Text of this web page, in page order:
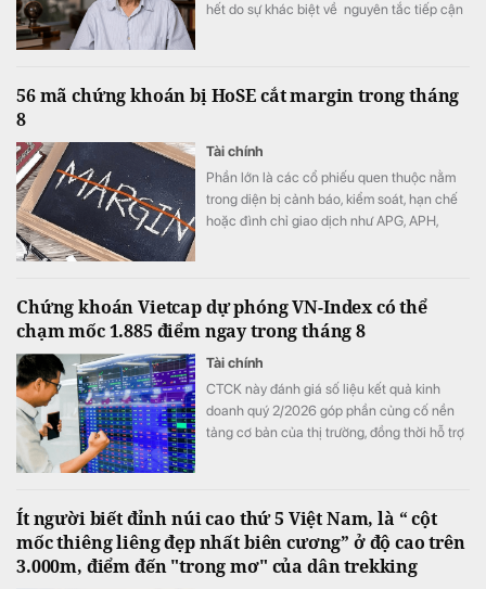
hết do sự khác biệt về nguyên tắc tiếp cận
56 mã chứng khoán bị HoSE cắt margin trong tháng
8
Tài chính
Phần lớn là các cổ phiếu quen thuộc nằm
trong diện bị cảnh báo, kiểm soát, hạn chế
hoặc đình chỉ giao dịch như APG, APH,
Chứng khoán Vietcap dự phóng VN-Index có thể
chạm mốc 1.885 điểm ngay trong tháng 8
Tài chính
CTCK này đánh giá số liệu kết quả kinh
doanh quý 2/2026 góp phần củng cố nền
tảng cơ bản của thị trường, đồng thời hỗ trợ
Ít người biết đỉnh núi cao thứ 5 Việt Nam, là “ cột
mốc thiêng liêng đẹp nhất biên cương” ở độ cao trên
3.000m, điểm đến "trong mơ" của dân trekking